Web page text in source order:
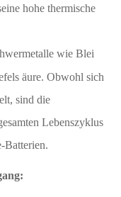
hohe thermische
wie Blei
äure. Obwohl sich
sind die
Lebenszyklus
Batterien.